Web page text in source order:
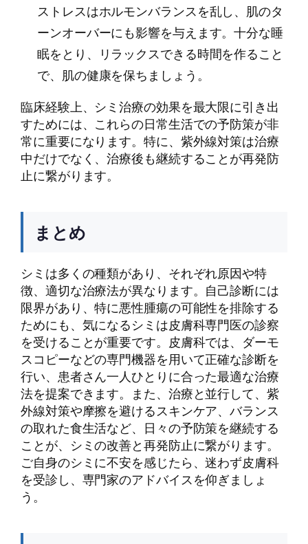
ストレスはホルモンバランスを乱し、肌のタ
ーンオーバーにも影響を与えます。十分な睡
眠をとり、リラックスできる時間を作ること
で、肌の健康を保ちましょう。
臨床経験上、シミ治療の効果を最大限に引き出
すためには、これらの日常生活での予防策が非
常に重要になります。特に、紫外線対策は治療
中だけでなく、治療後も継続することが再発防
止に繋がります。
まとめ
シミは多くの種類があり、それぞれ原因や特
徴、適切な治療法が異なります。自己診断には
限界があり、特に悪性腫瘍の可能性を排除する
ためにも、気になるシミは皮膚科専門医の診察
を受けることが重要です。皮膚科では、ダーモ
スコピーなどの専門機器を用いて正確な診断を
行い、患者さん一人ひとりに合った最適な治療
法を提案できます。また、治療と並行して、紫
外線対策や摩擦を避けるスキンケア、バランス
の取れた食生活など、日々の予防策を継続する
ことが、シミの改善と再発防止に繋がります。
ご自身のシミに不安を感じたら、迷わず皮膚科
を受診し、専門家のアドバイスを仰ぎましょ
う。